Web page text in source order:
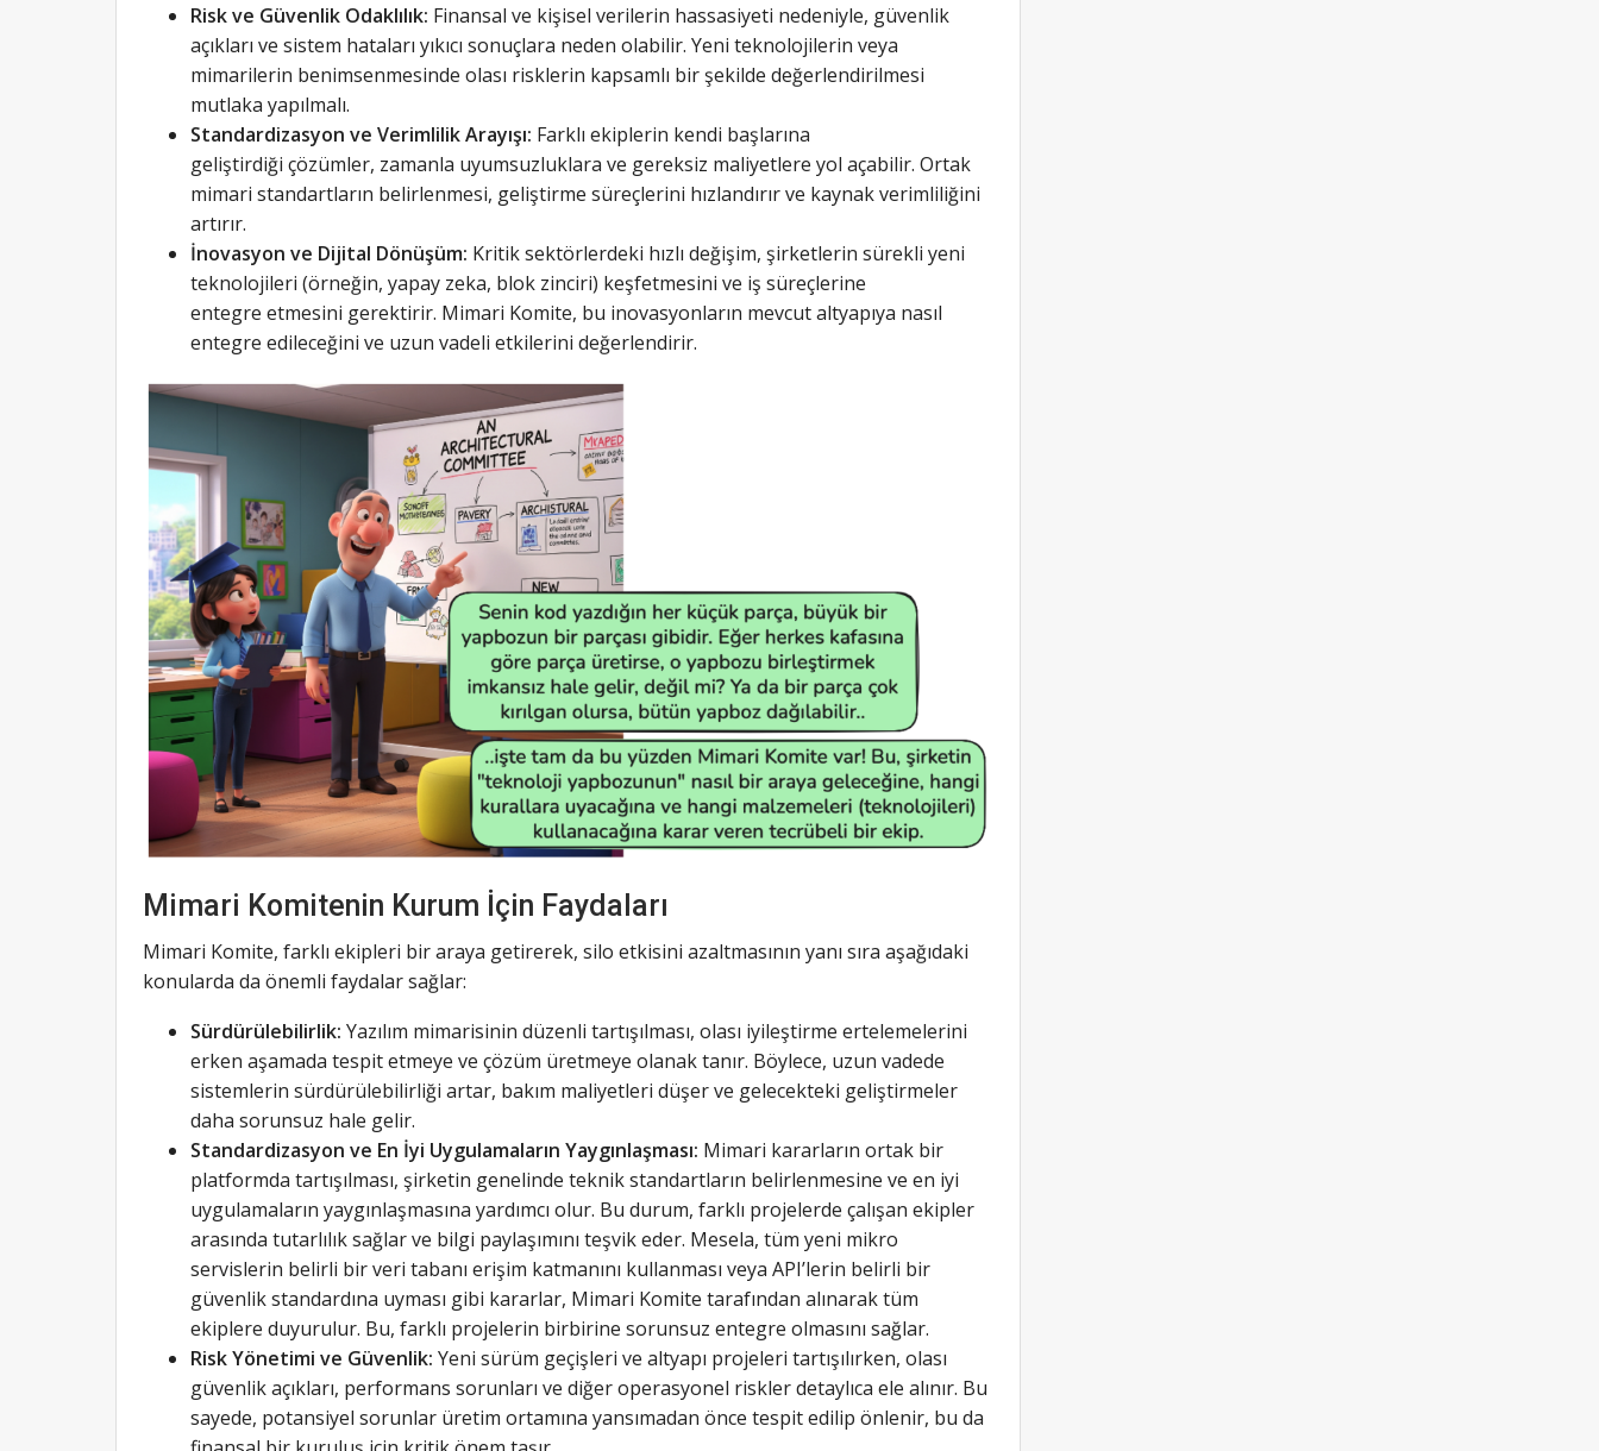
Risk ve Güvenlik Odaklılık: Finansal ve kişisel verilerin hassasiyeti nedeniyle, güvenlik
açıkları ve sistem hataları yıkıcı sonuçlara neden olabilir. Yeni teknolojilerin veya
mimarilerin benimsenmesinde olası risklerin kapsamlı bir şekilde değerlendirilmesi
mutlaka yapılmalı.
Standardizasyon ve Verimlilik Arayışı: Farklı ekiplerin kendi başlarına
geliştirdiği çözümler, zamanla uyumsuzluklara ve gereksiz maliyetlere yol açabilir. Ortak
mimari standartların belirlenmesi, geliştirme süreçlerini hızlandırır ve kaynak verimliliğini
artırır.
İnovasyon ve Dijital Dönüşüm: Kritik sektörlerdeki hızlı değişim, şirketlerin sürekli yeni
teknolojileri (örneğin, yapay zeka, blok zinciri) keşfetmesini ve iş süreçlerine
entegre etmesini gerektirir. Mimari Komite, bu inovasyonların mevcut altyapıya nasıl
entegre edileceğini ve uzun vadeli etkilerini değerlendirir.
Mimari Komitenin Kurum İçin Faydaları
Mimari Komite, farklı ekipleri bir araya getirerek, silo etkisini azaltmasının yanı sıra aşağıdaki
konularda da önemli faydalar sağlar:
Sürdürülebilirlik: Yazılım mimarisinin düzenli tartışılması, olası iyileştirme ertelemelerini
erken aşamada tespit etmeye ve çözüm üretmeye olanak tanır. Böylece, uzun vadede
sistemlerin sürdürülebilirliği artar, bakım maliyetleri düşer ve gelecekteki geliştirmeler
daha sorunsuz hale gelir.
Standardizasyon ve En İyi Uygulamaların Yaygınlaşması: Mimari kararların ortak bir
platformda tartışılması, şirketin genelinde teknik standartların belirlenmesine ve en iyi
uygulamaların yaygınlaşmasına yardımcı olur. Bu durum, farklı projelerde çalışan ekipler
arasında tutarlılık sağlar ve bilgi paylaşımını teşvik eder. Mesela, tüm yeni mikro
servislerin belirli bir veri tabanı erişim katmanını kullanması veya API’lerin belirli bir
güvenlik standardına uyması gibi kararlar, Mimari Komite tarafından alınarak tüm
ekiplere duyurulur. Bu, farklı projelerin birbirine sorunsuz entegre olmasını sağlar.
Risk Yönetimi ve Güvenlik: Yeni sürüm geçişleri ve altyapı projeleri tartışılırken, olası
güvenlik açıkları, performans sorunları ve diğer operasyonel riskler detaylıca ele alınır. Bu
sayede, potansiyel sorunlar üretim ortamına yansımadan önce tespit edilip önlenir, bu da